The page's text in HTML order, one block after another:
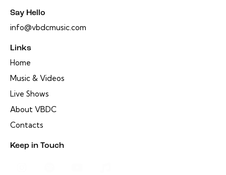
Say Hello
info@vbdcmusic.com
Links
Home
Music & Videos
Live Shows
About VBDC
Contacts
Keep in Touch